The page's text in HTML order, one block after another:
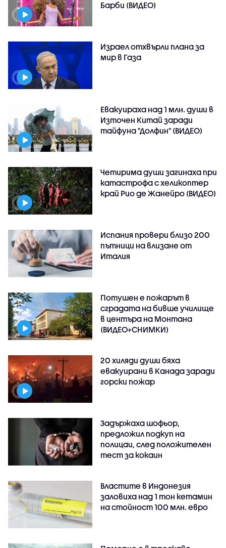
Барби (ВИДЕО)
Израел отхвърли плана за
мир в Газа
Евакуираха над 1 млн. души в
Източен Китай заради
тайфуна "Долфин" (ВИДЕО)
Четирима души загинаха при
катастрофа с хеликоптер
край Рио де Жанейро (ВИДЕО)
Испания провери близо 200
пътници на влизане от
Италия
Потушен е пожарът в
сградата на бивше училище
в центъра на Монтана
(ВИДЕО+СНИМКИ)
20 хиляди души бяха
евакуирани в Канада заради
горски пожар
Задържаха шофьор,
предложил подкуп на
полицаи, след положителен
тест за кокаин
Властите в Индонезия
заловиха над 1 тон кетамин
на стойност 100 млн. евро